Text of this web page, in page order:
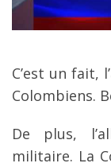
C’est un fait,
Colombiens.
De plus,
militaire. La